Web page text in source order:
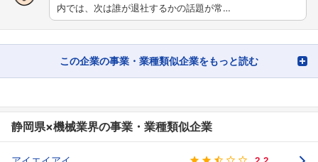
内では、次は誰が退社するかの話題が常…
この企業の事業・業種類似企業をもっと読む
静岡県×機械業界の事業・業種類似企業